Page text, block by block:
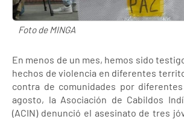
Foto de MINGA
En menos de un mes, hemos sido
hechos de violencia en diferentes
contra de comunidades por
agosto, la Asociación de Cabildos
(ACIN) denunció el asesinato de tres